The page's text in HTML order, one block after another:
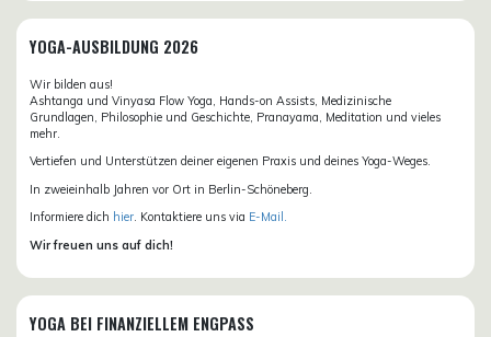
YOGA-AUSBILDUNG 2026
Wir bilden aus!
Ashtanga und Vinyasa Flow Yoga, Hands-on Assists, Medizinische
Grundlagen, Philosophie und Geschichte, Pranayama, Meditation und vieles
mehr.
Vertiefen und Unterstützen deiner eigenen Praxis und deines Yoga-Weges.
In zweieinhalb Jahren vor Ort in Berlin-Schöneberg.
Informiere dich hier. Kontaktiere uns via E-Mail.
Wir freuen uns auf dich!
YOGA BEI FINANZIELLEM ENGPASS